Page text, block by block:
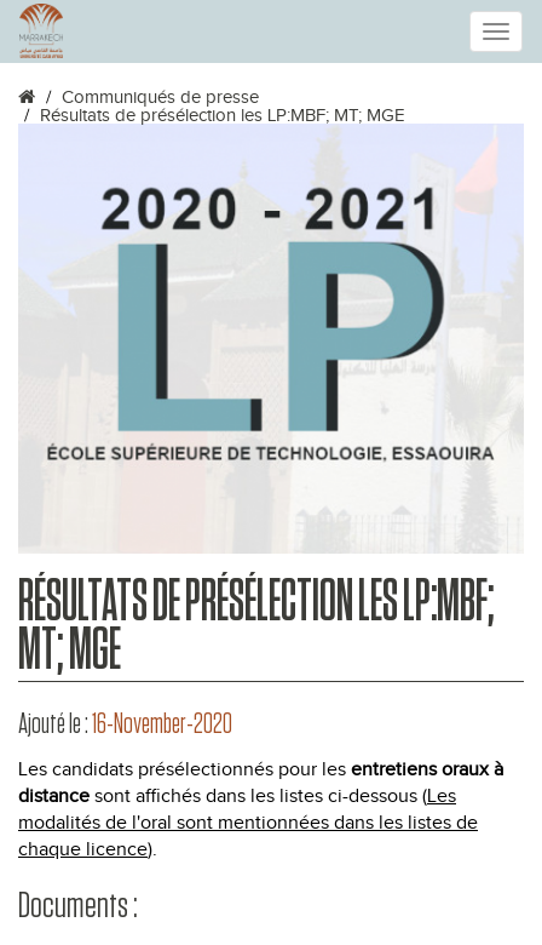
Toggle
Communiqués de presse
Résultats de présélection les LP:MBF; MT; MGE
RÉSULTATS DE PRÉSÉLECTION LES LP:MBF;
MT; MGE
Ajouté le :16-November-2020
Les candidats présélectionnés pour les entretiens oraux à
distance sont affichés dans les listes ci-dessous (Les
modalités de l'oral sont mentionnées dans les listes de
chaque licence).
Documents :